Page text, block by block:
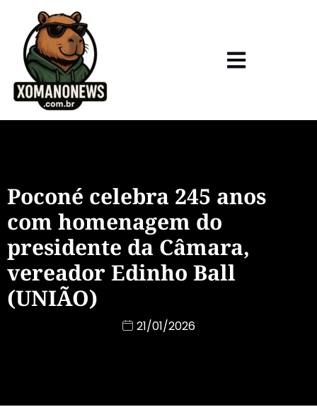
Poconé celebra 245 anos
com homenagem do
presidente da Câmara,
vereador Edinho Ball
(UNIÃO)
21/01/2026